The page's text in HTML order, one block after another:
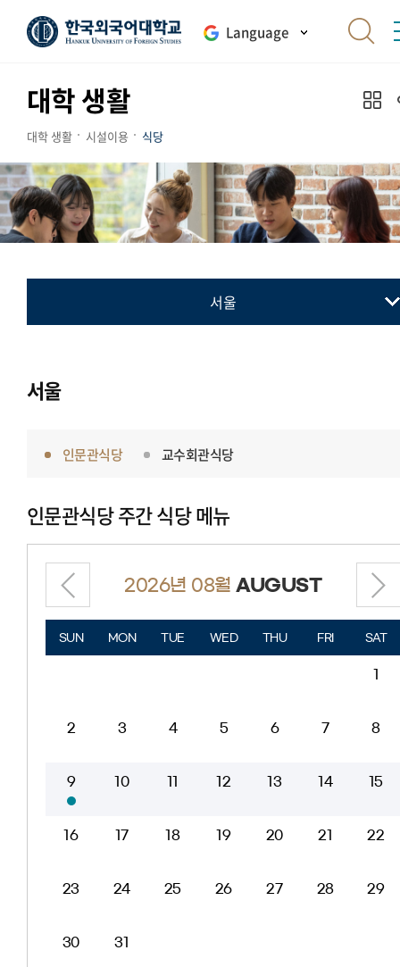
Language
대학 생활
대학 생활 시설이용 식당
서울
서울
인문관식당 교수회관식당
인문관식당주간 식당 메뉴
2026년 08월 AUGUST
SUN MON TUE WED THU FRI SAT
2 3 4 5 6 7 8
9 10 12 13 14 15
16 17 18 19 20 21 22
23 24 25 26 27 28 29
30 31